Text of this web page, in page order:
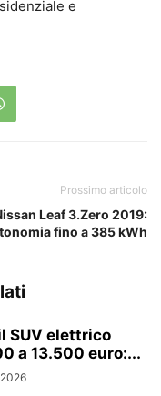
e
Prossimo articolo
Leaf 3.Zero 2019:
fino a 385 kWh
SUV elettrico
a 13.500 euro:...